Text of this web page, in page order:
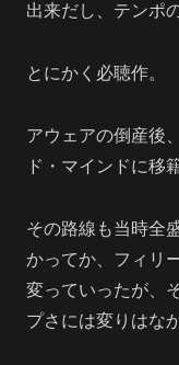
出来だし、テンポ
とにかく必聴作。
アウェアの倒産後
ド・マインドに移籍
その路線も当時全
かってか、フィリ
変っていったが、
プさには変りはな